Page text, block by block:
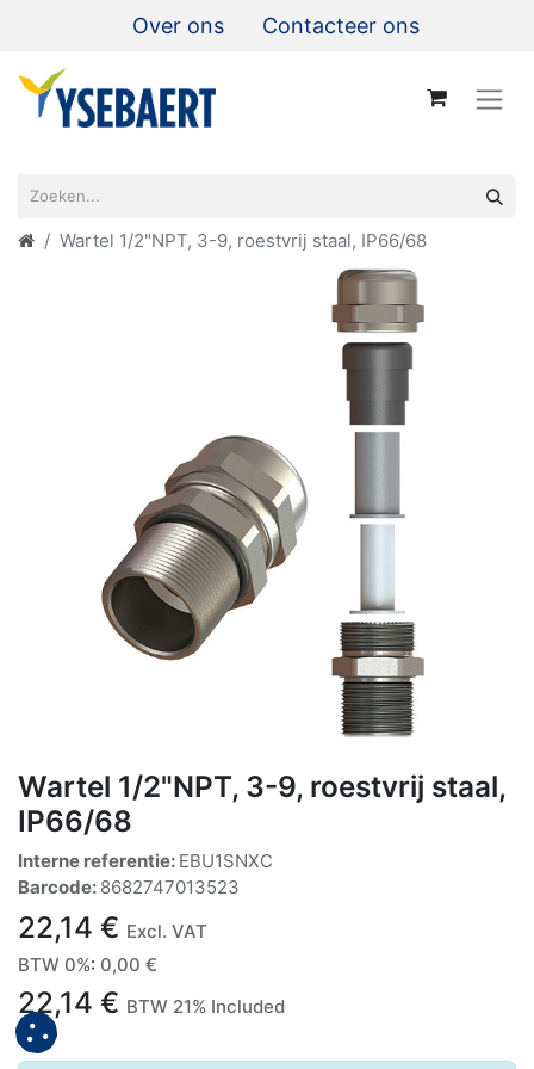
Over ons Contacteer ons
Wartel 1/2"NPT, 3-9, roestvrij staal, IP66/68
Wartel 1/2"NPT, 3-9, roestvrij staal,
IP66/68
Interne referentie: EBU1SNXC
Barcode: 8682747013523
22,14 € Excl. VAT
BTW 0%: 0,00 €
22,14 € BTW 21% Included